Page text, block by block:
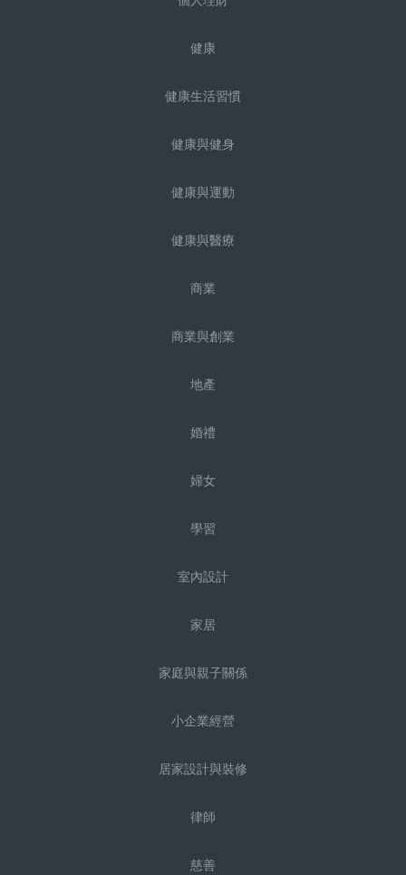
健康
健康生活習慣
健康與健身
健康與運動
健康與醫療
商業
商業與創業
地產
婚禮
婦女
學習
室內設計
家居
家庭與親子關係
小企業經營
居家設計與裝修
律師
慈善